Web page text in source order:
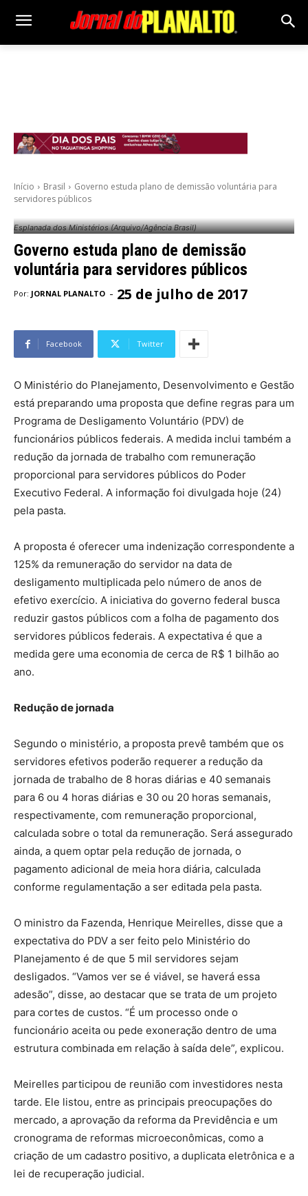
Início Brasil
Governo estuda plano de demissão voluntária para
servidores públicos
Esplanada dos Ministérios (Arquivo/Agência Brasil)
Governo estuda plano de demissão
voluntária para servidores públicos
Por: JORNAL PLANALTO - 25 de julho de 2017
Facebook Twitter
O Ministério do Planejamento, Desenvolvimento e Gestão
está preparando uma proposta que define regras para um
Programa de Desligamento Voluntário (PDV) de
funcionários públicos federais. A medida inclui também a
redução da jornada de trabalho com remuneração
proporcional para servidores públicos do Poder
Executivo Federal. A informação foi divulgada hoje (24)
pela pasta.
A proposta é oferecer uma indenização correspondente a
125% da remuneração do servidor na data de
desligamento multiplicada pelo número de anos de
efetivo exercício. A iniciativa do governo federal busca
reduzir gastos públicos com a folha de pagamento dos
servidores públicos federais. A expectativa é que a
medida gere uma economia de cerca de R$ 1 bilhão ao
ano.
Redução de jornada
Segundo o ministério, a proposta prevê também que os
servidores efetivos poderão requerer a redução da
jornada de trabalho de 8 horas diárias e 40 semanais
para 6 ou 4 horas diárias e 30 ou 20 horas semanais,
respectivamente, com remuneração proporcional,
calculada sobre o total da remuneração. Será assegurado
ainda, a quem optar pela redução de jornada, o
pagamento adicional de meia hora diária, calculada
conforme regulamentação a ser editada pela pasta.
O ministro da Fazenda, Henrique Meirelles, disse que a
expectativa do PDV a ser feito pelo Ministério do
Planejamento é de que 5 mil servidores sejam
desligados. “Vamos ver se é viável, se haverá essa
adesão”, disse, ao destacar que se trata de um projeto
para cortes de custos. “É um processo onde o
funcionário aceita ou pede exoneração dentro de uma
estrutura combinada em relação à saída dele”, explicou.
Meirelles participou de reunião com investidores nesta
tarde. Ele listou, entre as principais preocupações do
mercado, a aprovação da reforma da Previdência e um
cronograma de reformas microeconômicas, como a
criação de um cadastro positivo, a duplicata eletrônica e a
lei de recuperação judicial.